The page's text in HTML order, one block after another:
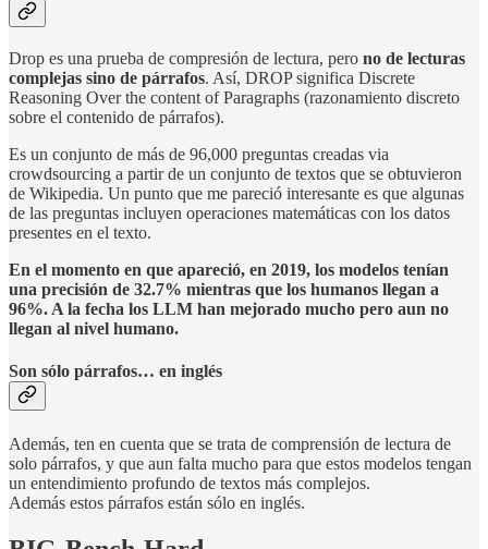
Drop es una prueba de compresión de lectura, pero no de lecturas
complejas sino de párrafos. Así, DROP significa Discrete
Reasoning Over the content of Paragraphs (razonamiento discreto
sobre el contenido de párrafos).
Es un conjunto de más de 96,000 preguntas creadas via
crowdsourcing a partir de un conjunto de textos que se obtuvieron
de Wikipedia. Un punto que me pareció interesante es que algunas
de las preguntas incluyen operaciones matemáticas con los datos
presentes en el texto.
En el momento en que apareció, en 2019, los modelos tenían
una precisión de 32.7% mientras que los humanos llegan a
96%. A la fecha los LLM han mejorado mucho pero aun no
llegan al nivel humano.
Son sólo párrafos… en inglés
Además, ten en cuenta que se trata de comprensión de lectura de
solo párrafos, y que aun falta mucho para que estos modelos tengan
un entendimiento profundo de textos más complejos.
Además estos párrafos están sólo en inglés.